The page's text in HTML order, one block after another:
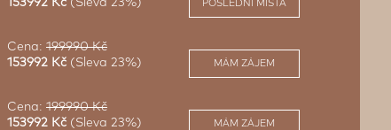
153992 Kč (Sleva 23%) POSLEDNÍ MÍSTA
Cena: 199990 Kč
153992 Kč (Sleva 23%) MÁM ZÁJEM
Cena: 199990 Kč
153992 Kč (Sleva 23%) MÁM ZÁJEM